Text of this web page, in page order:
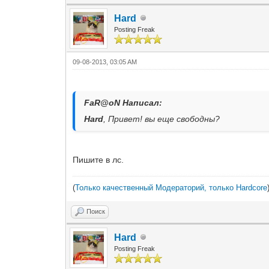
Hard
Posting Freak
09-08-2013, 03:05 AM
FaR@oN Написал:
Hard , Привет! вы еще свободны?
Пишите в лс.
(Только качественный Модераторий, только Hardcore
Поиск
Hard
Posting Freak